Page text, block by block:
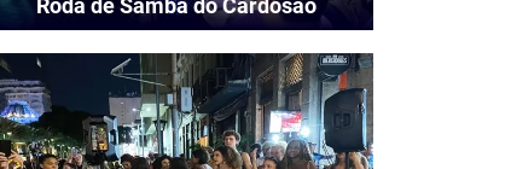
Roda de Samba do Cardosão